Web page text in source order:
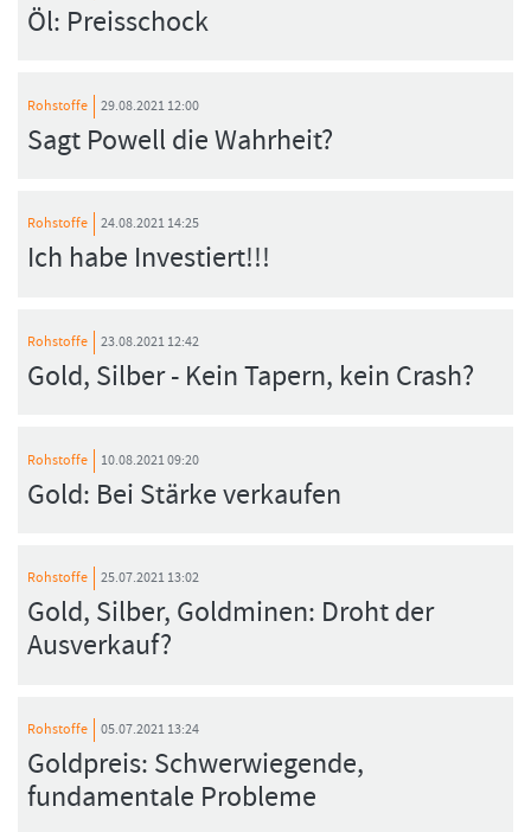
Öl: Preisschock
Rohstoffe 29.08.2021 12:00
Sagt Powell die Wahrheit?
Rohstoffe 24.08.2021 14:25
Ich habe Investiert!!!
Rohstoffe 23.08.2021 12:42
Gold, Silber - Kein Tapern, kein Crash?
Rohstoffe 10.08.2021 09:20
Gold: Bei Stärke verkaufen
Rohstoffe 25.07.2021 13:02
Gold, Silber, Goldminen: Droht der
Ausverkauf?
Rohstoffe 05.07.2021 13:24
Goldpreis: Schwerwiegende,
fundamentale Probleme